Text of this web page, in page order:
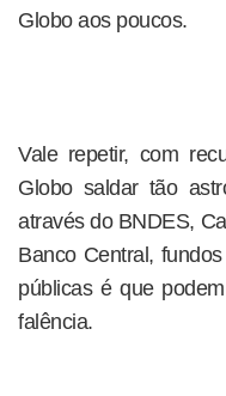
Globo aos poucos.
Vale repetir, com
Globo saldar tão
através do BNDES,
Banco Central,
públicas é que
falência.